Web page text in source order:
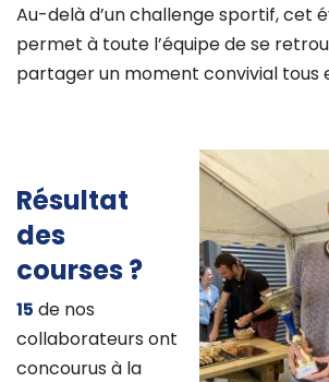
Au-delà d’un challenge sportif, cet
permet à toute l’équipe de se
partager un moment convivial tous
Résultat
des
courses ?
15 de nos
collaborateurs ont
concourus à la